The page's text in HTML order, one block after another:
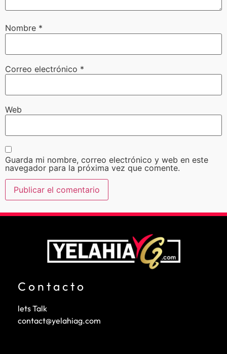
Nombre *
Correo electrónico *
Web
Guarda mi nombre, correo electrónico y web en este
navegador para la próxima vez que comente.
Contacto
lets Talk
contact@yelahiag.com